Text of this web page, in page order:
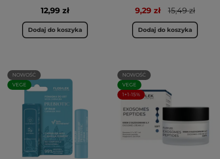
12,99 zł
Dodaj do koszyka
9,29 zł 15,49 zł
Dodaj do koszyka
NOWOŚĆ
VEGE
NOWOŚĆ
VEGE
1+1-15%